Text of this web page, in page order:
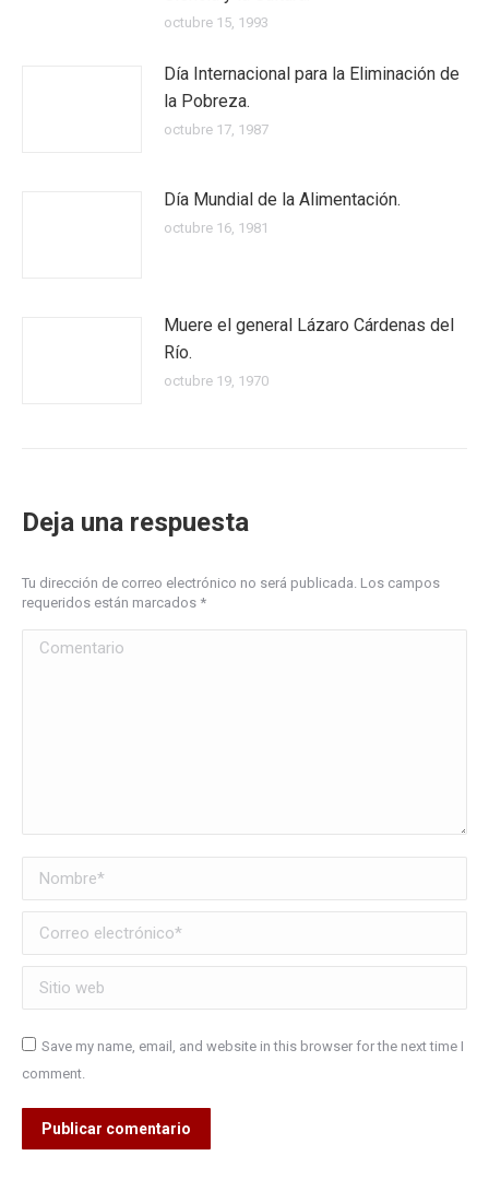
octubre 15, 1993
Día Internacional para la Eliminación de
la Pobreza.
octubre 17, 1987
Día Mundial de la Alimentación.
octubre 16, 1981
Muere el general Lázaro Cárdenas del
Río.
octubre 19, 1970
Deja una respuesta
Tu dirección de correo electrónico no será publicada. Los campos
requeridos están marcados *
Comentario
Nombre *
Correo electrónico *
Sitio web
Save my name, email, and website in this browser for the next time I
comment.
Publicar comentario